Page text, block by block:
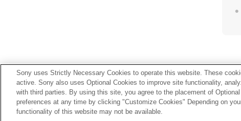
Sony uses Strictly Necessary Cookies to operate this website. These
active. Sony also uses Optional Cookies to improve site functionality,
with third parties. By using this site, you agree to the placement of
preferences at any time by clicking "Customize Cookies" Depending on
functionality of this website may not be available.